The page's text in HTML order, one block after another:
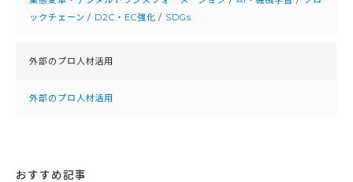
ックチェーン / D2C・EC強化 / SDGs
外部のプロ人材活用
外部のプロ人材活用
おすすめ記事